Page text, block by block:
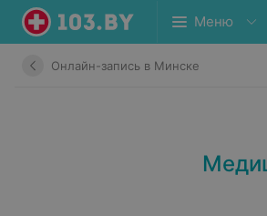
Меню
Онлайн-запись в Минске